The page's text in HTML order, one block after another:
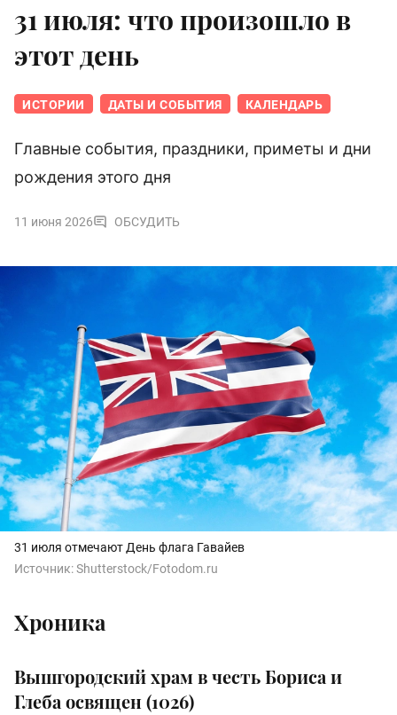
31 июля: что произошло в
этот день
ИСТОРИИ ДАТЫ И СОБЫТИЯ КАЛЕНДАРЬ
Главные события, праздники, приметы и дни
рождения этого дня
11 июня 2026 ОБСУДИТЬ
31 июля отмечают День флага Гавайев
Источник:Shutterstock/Fotodom.ru
Хроника
Вышгородский храм в честь Бориса и
Глеба освящен (1026)